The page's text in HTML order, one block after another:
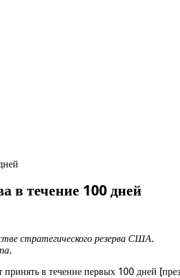
в течение 100 дней
стратегического резерва США.
в течение первых 100 дней